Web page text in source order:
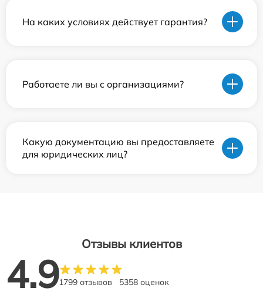
На каких условиях действует гарантия?
Работаете ли вы с организациями?
Какую документацию вы предоставляете
для юридических лиц?
Отзывы клиентов
4.91799 отзывов 5358 оценок